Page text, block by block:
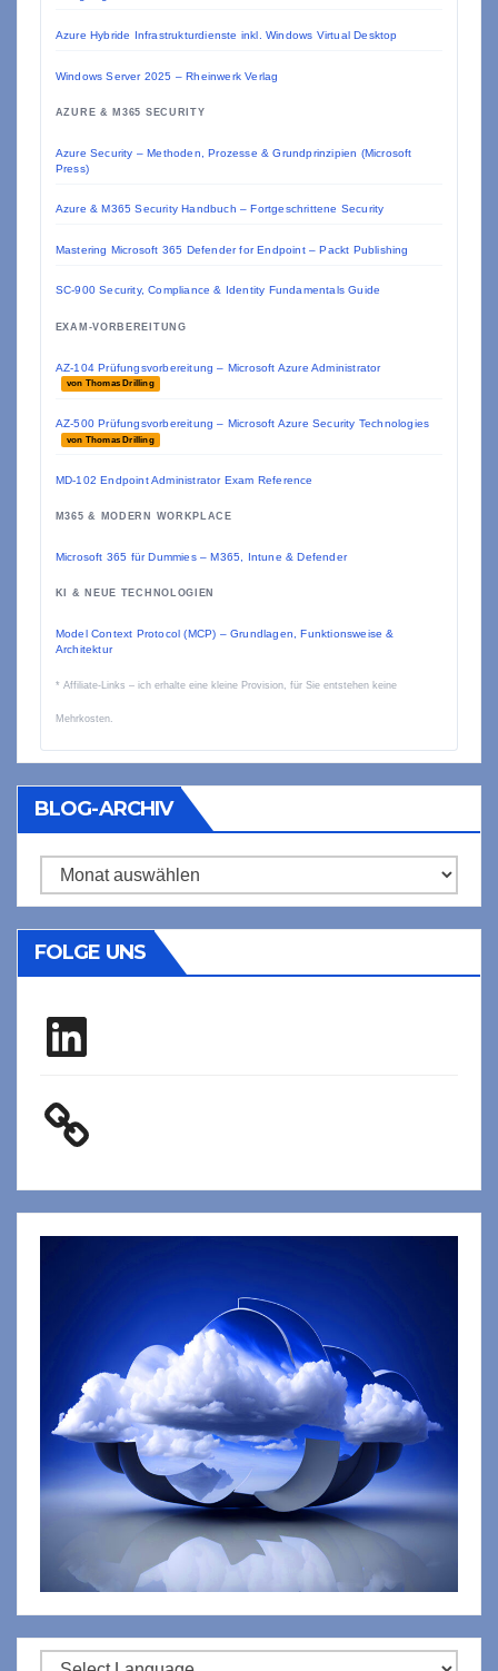
Azure Hybride Infrastrukturdienste inkl. Windows Virtual Desktop
Windows Server 2025 – Rheinwerk Verlag
AZURE & M365 SECURITY
Azure Security – Methoden, Prozesse & Grundprinzipien (Microsoft
Press)
Azure & M365 Security Handbuch – Fortgeschrittene Security
Mastering Microsoft 365 Defender for Endpoint – Packt Publishing
SC-900 Security, Compliance & Identity Fundamentals Guide
EXAM-VORBEREITUNG
AZ-104 Prüfungsvorbereitung – Microsoft Azure Administrator
von Thomas Drilling
AZ-500 Prüfungsvorbereitung – Microsoft Azure Security Technologies
von Thomas Drilling
MD-102 Endpoint Administrator Exam Reference
M365 & MODERN WORKPLACE
Microsoft 365 für Dummies – M365, Intune & Defender
KI & NEUE TECHNOLOGIEN
Model Context Protocol (MCP) – Grundlagen, Funktionsweise &
Architektur
* Affiliate-Links – ich erhalte eine kleine Provision, für Sie entstehen keine
Mehrkosten.
BLOG-ARCHIV
Blog-
Archiv
FOLGE UNS
LinkedIn